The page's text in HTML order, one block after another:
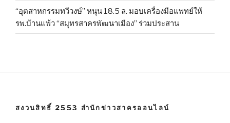
“อุตสาหกรรมทวีวงษ์” หนุน 18.5 ล. มอบเครื่องมือแพทย์ให้
รพ.บ้านแพ้ว “สมุทรสาครพัฒนาเมือง” ร่วมประสาน
สงวนสิทธิ์ 2553 สำนักข่าวสาครออนไลน์